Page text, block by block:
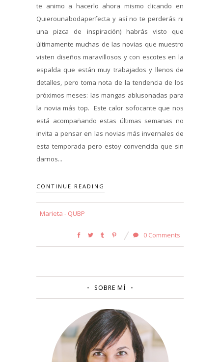
te animo a hacerlo ahora mismo clicando en
Quierounabodaperfecta y así no te perderás ni
una pizca de inspiración) habrás visto que
últimamente muchas de las novias que muestro
visten diseños maravillosos y con escotes en la
espalda que están muy trabajados y llenos de
detalles, pero toma nota de la tendencia de los
próximos meses: las mangas ablusonadas para
la novia más top. Este calor sofocante que nos
está acompañando estas últimas semanas no
invita a pensar en las novias más invernales de
esta temporada pero estoy convencida que sin
darnos...
CONTINUE READING
Marieta - QUBP
0 Comments
SOBRE MÍ